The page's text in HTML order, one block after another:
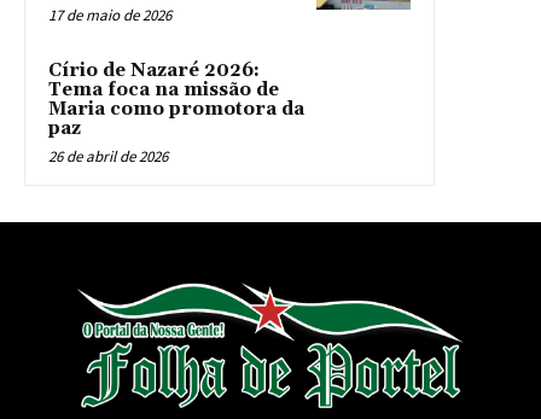
17 de maio de 2026
Círio de Nazaré 2026:
Tema foca na missão de
Maria como promotora da
paz
26 de abril de 2026